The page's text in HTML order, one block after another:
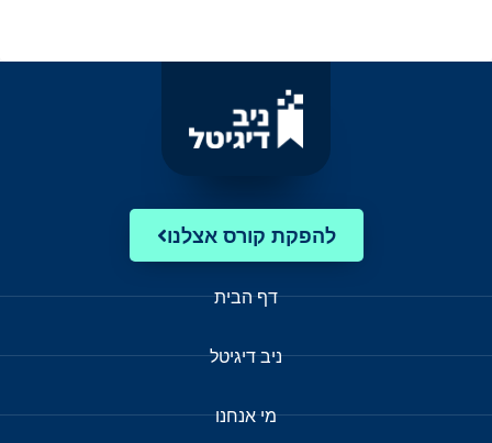
להפקת קורס אצלנו
דף הבית
ניב דיגיטל
מי אנחנו